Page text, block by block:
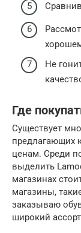
Не
Где
Существует
предлагающих
ценам. Среди
выделить
магазинах
магазины,
заказываю
широкий